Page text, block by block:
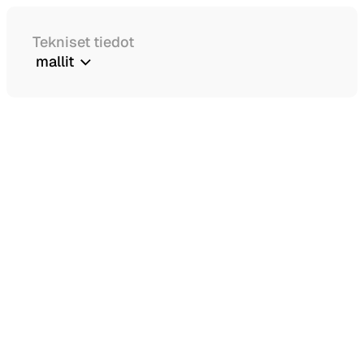
Tekniset tiedot
mallit